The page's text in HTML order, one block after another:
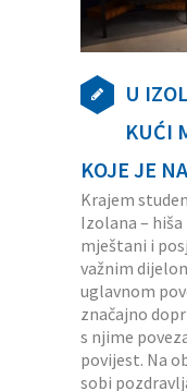
U
KUĆI
KOJE JE
Krajem
Izolana – hiša
mještani i
važnim
uglavnom
značajno
s njime
povijest. Na
sobi